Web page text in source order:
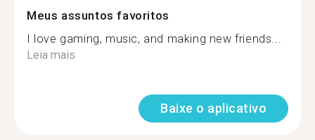
Meus assuntos favoritos
I love gaming, music, and making new friends...
Leia mais
Baixe o aplicativo